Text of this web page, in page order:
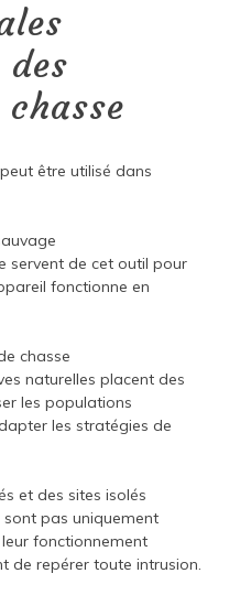
être utilisé dans
servent de cet outil pour
fonctionne en
chasse
naturelles placent des
les populations
les stratégies de
et des sites isolés
sont pas uniquement
fonctionnement
de repérer toute intrusion.